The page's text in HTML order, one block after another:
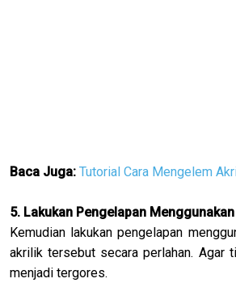
Baca Juga: Tutorial Cara Mengelem
5. Lakukan Pengelapan
Kemudian lakukan pengelapan
akrilik tersebut secara perlahan. Agar
menjadi tergores.